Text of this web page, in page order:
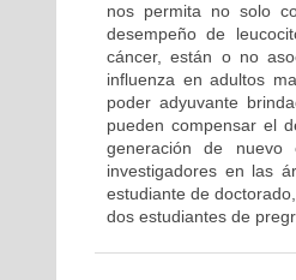
nos permita no solo
desempeño de
cáncer, están o no
influenza en adultos
poder adyuvante
pueden compensar el
generación de nuevo
investigadores en las
estudiante de
dos estudiantes de